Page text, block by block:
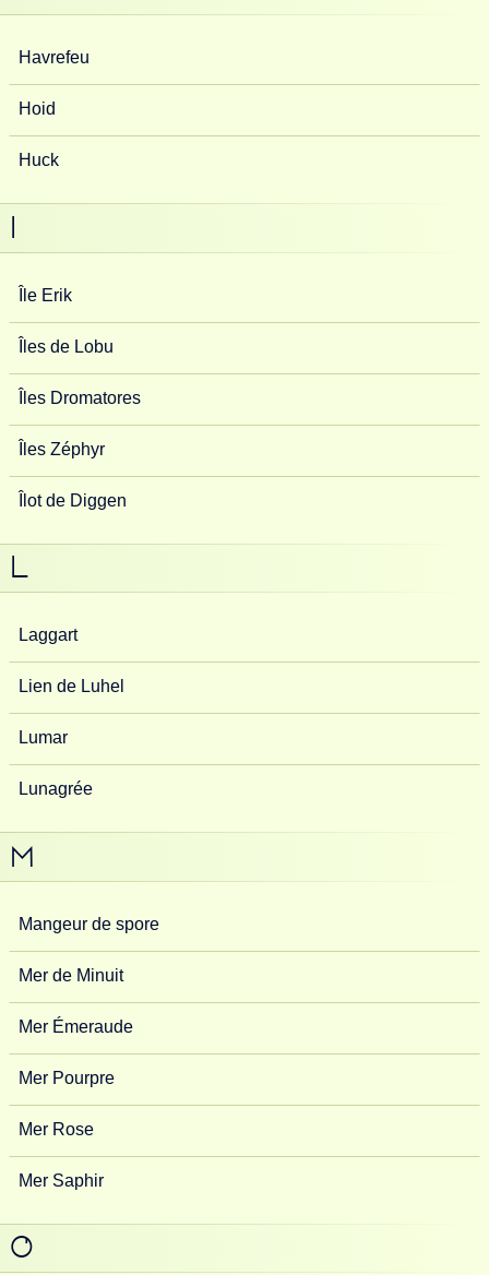
Havrefeu
Hoid
Huck
I
Île Erik
Îles de Lobu
Îles Dromatores
Îles Zéphyr
Îlot de Diggen
L
Laggart
Lien de Luhel
Lumar
Lunagrée
M
Mangeur de spore
Mer de Minuit
Mer Émeraude
Mer Pourpre
Mer Rose
Mer Saphir
O